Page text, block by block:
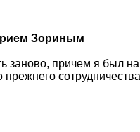
Зориным
заново, причем я был